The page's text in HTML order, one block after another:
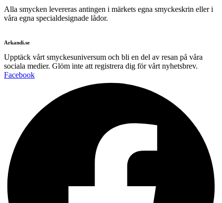
Alla smycken levereras antingen i märkets egna smyckeskrin eller i
våra egna specialdesignade lådor.
Arkandi.se
Upptäck vårt smyckesuniversum och bli en del av resan på våra
sociala medier. Glöm inte att registrera dig för vårt nyhetsbrev.
Facebook